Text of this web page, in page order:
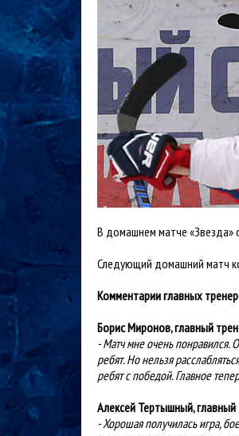
В домашнем матче «Звезда»
Следующий домашний матч
Комментарии главных
Борис Миронов, главный
- Матч мне очень понравился.
ребят. Но нельзя
ребят с победой. Главное
Алексей Тертышный,
- Хорошая получилась игра,